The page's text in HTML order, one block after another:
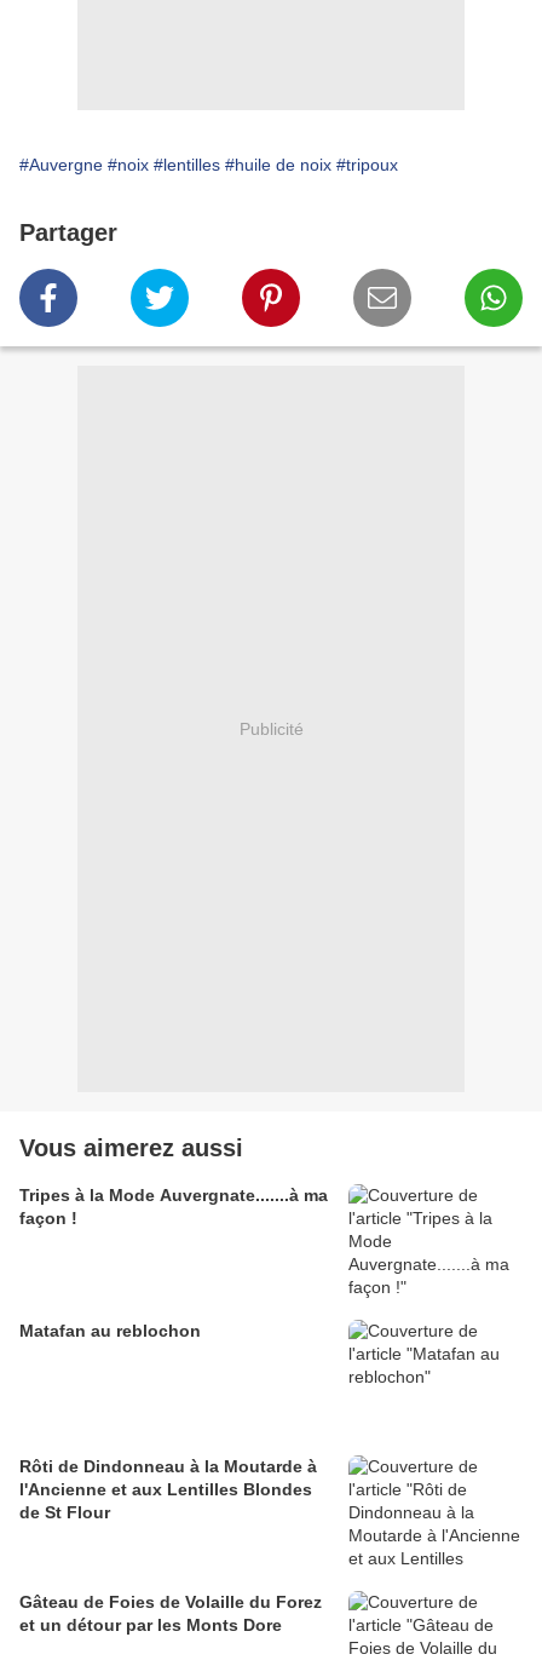
#Auvergne #noix #lentilles #huile de noix #tripoux
Partager
Publicité
Vous aimerez aussi
Tripes à la Mode Auvergnate.......à ma
façon !
Matafan au reblochon
Rôti de Dindonneau à la Moutarde à
l'Ancienne et aux Lentilles Blondes
de St Flour
Gâteau de Foies de Volaille du Forez
et un détour par les Monts Dore